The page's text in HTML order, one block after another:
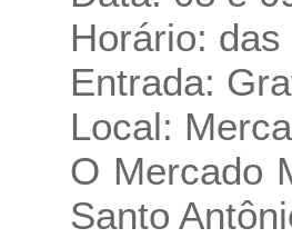
Horário:
Entrada:
Local:
O Mercado
Santo